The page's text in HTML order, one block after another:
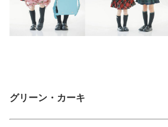
グリーン・カーキ